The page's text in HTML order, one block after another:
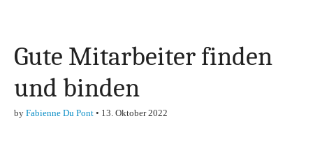
Finanzen,
Marketing-, Vertrieb-
Gute Mitarbeiter finden
und binden
by Fabienne Du Pont • 13. Oktober 2022